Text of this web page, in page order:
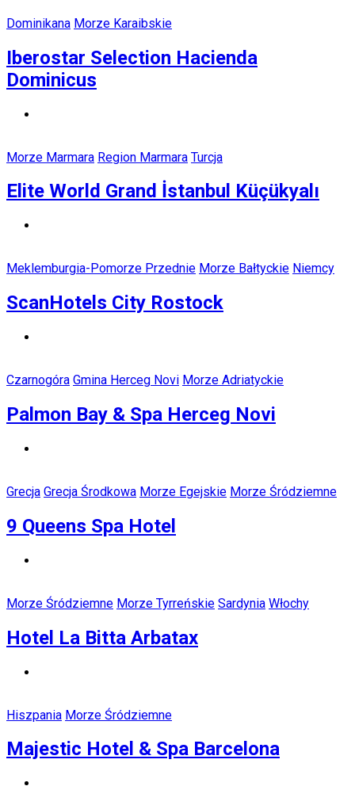
Dominikana Morze Karaibskie
Iberostar Selection Hacienda
Dominicus
Morze Marmara Region Marmara Turcja
Elite World Grand İstanbul Küçükyalı
Meklemburgia-Pomorze Przednie Morze Bałtyckie Niemcy
ScanHotels City Rostock
Czarnogóra Gmina Herceg Novi Morze Adriatyckie
Palmon Bay & Spa Herceg Novi
Grecja Grecja Środkowa Morze Egejskie Morze Śródziemne
9 Queens Spa Hotel
Morze Śródziemne Morze Tyrreńskie Sardynia Włochy
Hotel La Bitta Arbatax
Hiszpania Morze Śródziemne
Majestic Hotel & Spa Barcelona